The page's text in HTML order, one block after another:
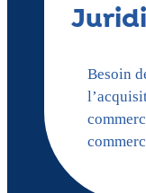
Besoin